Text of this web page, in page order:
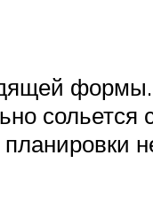
сольется